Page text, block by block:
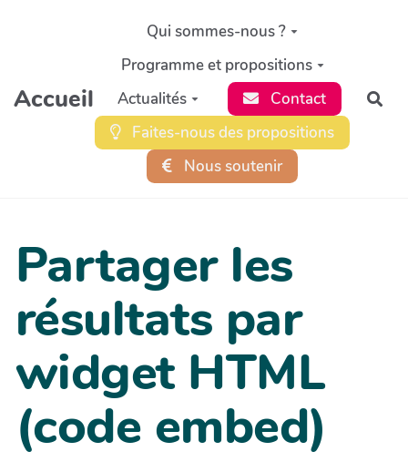
Aller au contenu principal
Accueil
Qui sommes-nous ?
Programme et propositions
Actualités
Contact
Faites-nous des propositions
Nous soutenir
Partager les
résultats par
widget HTML
(code embed)